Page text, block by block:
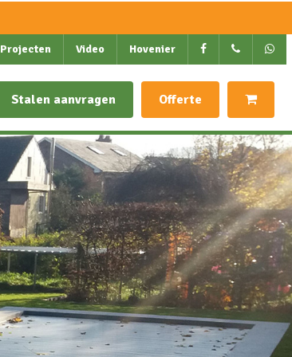
Projecten Video Hovenier
Stalen aanvragen Offerte